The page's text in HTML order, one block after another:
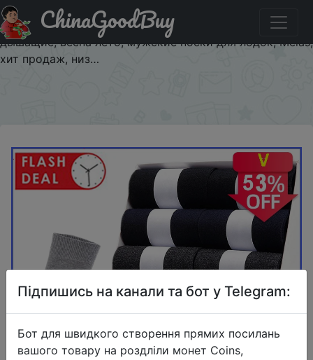
Код на знижку $1/1 Брендовые новые мужские
хлопковые носки для мужчин 2020, черные, деловые,
дышащие, весна лето, мужские носки для лодок, Meias,
хит продаж, низ…
ChinaGoodBuy
Підпишись на канали та бот у Telegram:
Бот для швидкого створення прямих посилань
вашого товару на роздліли монет Coins,